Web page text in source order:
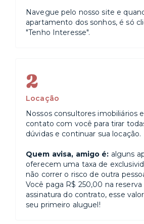
Navegue pelo nosso site e
apartamento dos sonhos, é só
"Tenho Interesse".
2
Locação
Nossos consultores imobiliários
contato com você para tirar
dúvidas e continuar sua locação.
Quem avisa, amigo é: alguns
oferecem uma taxa de
não correr o risco de outra
Você paga R$ 250,00 na reserva
assinatura do contrato, esse
seu primeiro aluguel!